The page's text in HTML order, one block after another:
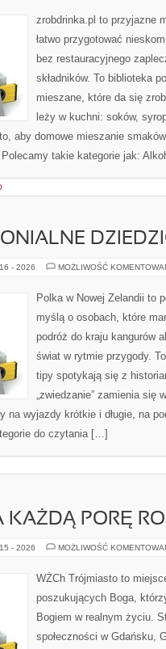
zrobdrinka.pl to przyjazne
łatwo przygotować
bez restauracyjnego
składników. To biblioteka
mieszane, które da się
leży w kuchni: soków,
aby domowe mieszanie
Polecamy takie kategorie jak:
- 2026 MOŻLIWOŚĆ
Polka w Nowej Zelandii to
myślą o osobach, które
podróż do kraju kangurów
świat w rytmie przygody.
tipy spotykają się z
„zwiedzanie” zamienia się
na wyjazdy krótkie i długie, na
do czytania […]
KAŻDĄ PORĘ
- 2026 MOŻLIWOŚĆ
WŻCh Trójmiasto to
poszukujących Boga,
Bogiem w realnym życiu.
społeczności w Gdańsku,